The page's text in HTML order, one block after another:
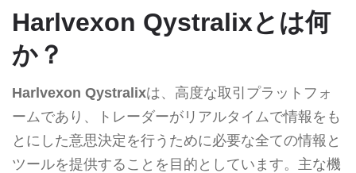
Harlvexon Qystralixとは何
か？
Harlvexon Qystralixは、高度な取引プラットフォ
ームであり、トレーダーがリアルタイムで情報をも
とにした意思決定を行うために必要な全ての情報と
ツールを提供することを目的としています。主な機